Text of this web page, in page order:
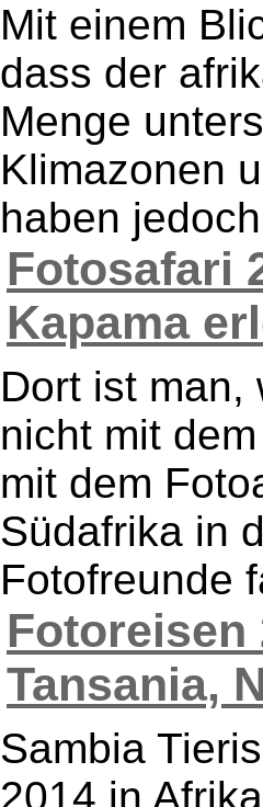
Mit einem
dass der
Menge
Klimazonen
haben
Fotosafari
Kapama
Dort ist man,
nicht mit
mit dem
Südafrika in
Fotofreunde
Fotoreisen
Tansania,
Sambia
2014 in